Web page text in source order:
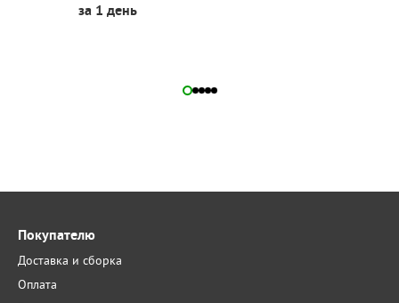
за 1 день
Покупателю
Доставка и сборка
Оплата